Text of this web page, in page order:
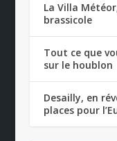
La Villa
brassicole
Tout ce que
sur le houblon
Desailly, en
places pour